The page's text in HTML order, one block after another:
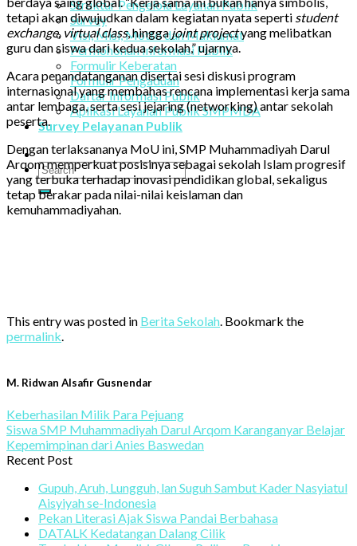
Struktur Pengelola Layanan Publik
Survey
Visi, Misi, Motto dan Maklumat
Permohonan Informasi Publik
Formulir Keberatan
Formulir Pengaduan
Daftar Informasi Publik
Aplikasi Layanan Publik SMPMDA
Survey Pelayanan Publik
tetapi akan diwujudkan dalam kegiatan nyata seperti student
exchange, virtual class, hinggajoint projectyang melibatkan
guru dan siswa dari kedua sekolah,” ujarnya.
Acara penandatanganan disertai sesi diskusi program
internasional yang membahas rencana implementasi kerja sama
antar lembaga, serta sesi jejaring (networking) antar sekolah
peserta.
Dengan terlaksananya MoU ini, SMP Muhammadiyah Darul
Arqom memperkuat posisinya sebagai sekolah Islam progresif
yang terbuka terhadap inovasi pendidikan global, sekaligus
tetap berakar pada nilai-nilai keislaman dan
kemuhammadiyahan.
This entry was posted in Berita Sekolah. Bookmark the
permalink.
M. Ridwan Alsafir Gusnendar
Keberhasilan Milik Para Pejuang
Siswa SMP Muhammadiyah Darul Arqom Karanganyar Belajar
Kepemimpinan dari Anies Baswedan
Recent Post
Gupuh, Aruh, Lungguh, lan Suguh Sambut Kader Nasyiatul
Aisyiyah se-Indonesia
Pekan Literasi Ajak Siswa Pandai Berbahasa
DATALK Kedatangan Dalang Cilik